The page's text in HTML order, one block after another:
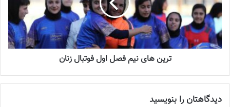
ترین های نیم فصل اول فوتبال زنان
دیدگاهتان را بنویسید